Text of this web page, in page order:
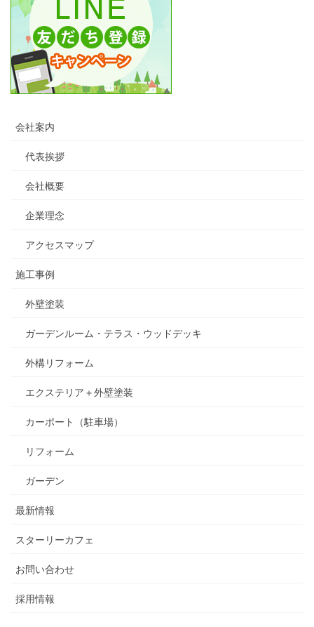
会社案内
代表挨拶
会社概要
企業理念
アクセスマップ
施工事例
外壁塗装
ガーデンルーム・テラス・ウッドデッキ
外構リフォーム
エクステリア＋外壁塗装
カーポート（駐車場）
リフォーム
ガーデン
最新情報
スターリーカフェ
お問い合わせ
採用情報